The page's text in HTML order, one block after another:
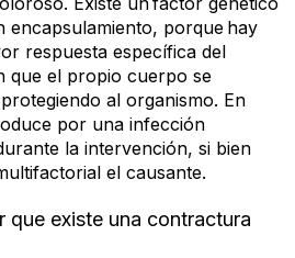
encapsulamiento, porquehay
respuesta específica del
que el propio cuerpo se
al organismo. En
por una infección
la intervención, si bien
el causante.
que existe una contractura